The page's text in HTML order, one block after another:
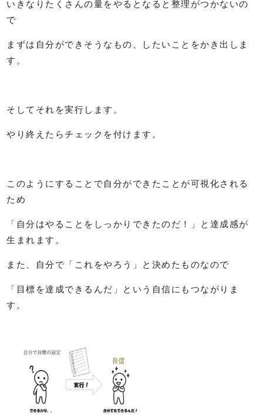
いきなりたくさんの量をやるとなると整理がつかないの
で
まずは自分ができそうなもの、したいことをかき出しま
す。
そしてそれを実行します。
やり終えたらチェックを付けます。
このようにすることで自分ができたことが可視化される
ため
「自分はやることをしっかりできたのだ！」と達成感が
生まれます。
また、自分で「これをやろう」と決めたものなので
「目標を達成できるんだ」という自信にもつながりま
す。